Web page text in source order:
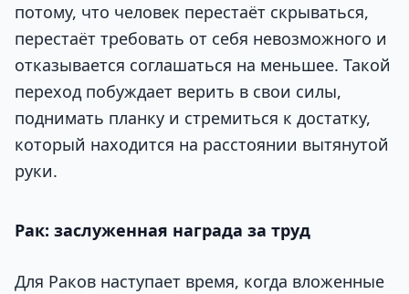
потому, что человек перестаёт скрываться,
перестаёт требовать от себя невозможного и
отказывается соглашаться на меньшее. Такой
переход побуждает верить в свои силы,
поднимать планку и стремиться к достатку,
который находится на расстоянии вытянутой
руки.
Рак: заслуженная награда за труд
Для Раков наступает время, когда вложенные